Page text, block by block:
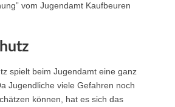
vom Jugendamt Kaufbeuren
spielt beim Jugendamt eine ganz
Jugendliche viele Gefahren noch
können, hat es sich das